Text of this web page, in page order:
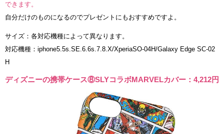
できます。
自分だけのものになるのでプレゼントにもおすすめですよ。
サイズ：各対応機種によって異なります。
対応機種：iphone5.5s.SE.6.6s.7.8.X/XperiaSO-04H/Galaxy Edge SC-02
H
ディズニーの携帯ケース⑧SLYコラボMARVELカバー：4,212円